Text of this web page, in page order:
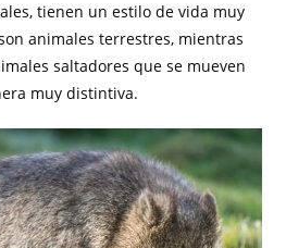
tienen un estilo de vida muy
animales terrestres, mientras
saltadores que se mueven
muy distintiva.